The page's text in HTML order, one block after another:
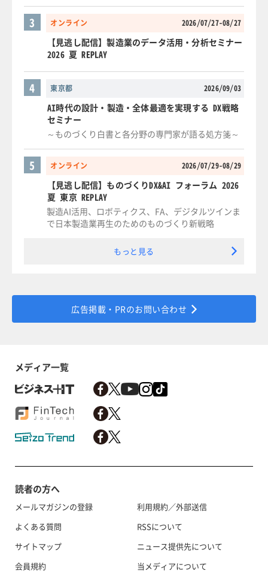
オンライン 2026/07/27-08/27
3
【見逃し配信】製造業のデータ活用・分析セミナー
2026 夏 REPLAY
東京都 2026/09/03
4
AI時代の設計・製造・全体最適を実現する DX戦略
セミナー
～ものづくり白書と各分野の専門家が語る処方箋～
オンライン 2026/07/29-08/29
5
【見逃し配信】ものづくりDX&AI フォーラム 2026
夏 東京 REPLAY
製造AI活用、ロボティクス、FA、デジタルツインま
で日本製造業再生のためのものづくり新戦略
もっと見る
広告掲載・PRのお問い合わせ
メディア一覧
読者の方へ
メールマガジンの登録
よくある質問
サイトマップ
会員規約
利用規約／外部送信
RSSについて
ニュース提供先について
当メディアについて